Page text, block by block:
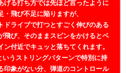
げる打ち方では先ほど言ったように
・飛び不足に陥りますが、
ドライブで打つとすごく伸びのある
飛び、そのままスピンをかけるとベ
ン付近でキュッと落ちてくれます。
いうストリングパターンで特別に持
印象がない分、弾道のコントロール